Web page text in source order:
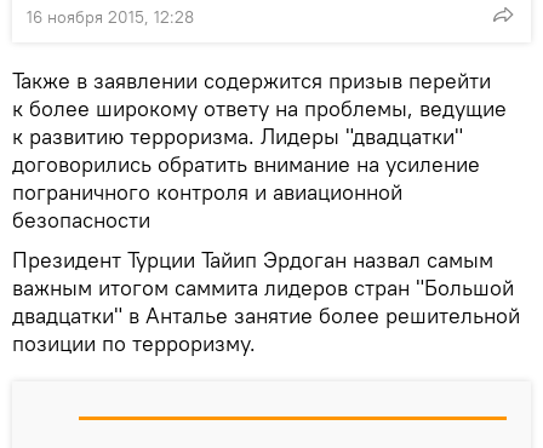
16 ноября 2015, 12:28
Также в заявлении содержится призыв перейти
к более широкому ответу на проблемы, ведущие
к развитию терроризма. Лидеры "двадцатки"
договорились обратить внимание на усиление
пограничного контроля и авиационной
безопасности
Президент Турции Тайип Эрдоган назвал самым
важным итогом саммита лидеров стран "Большой
двадцатки" в Анталье занятие более решительной
позиции по терроризму.